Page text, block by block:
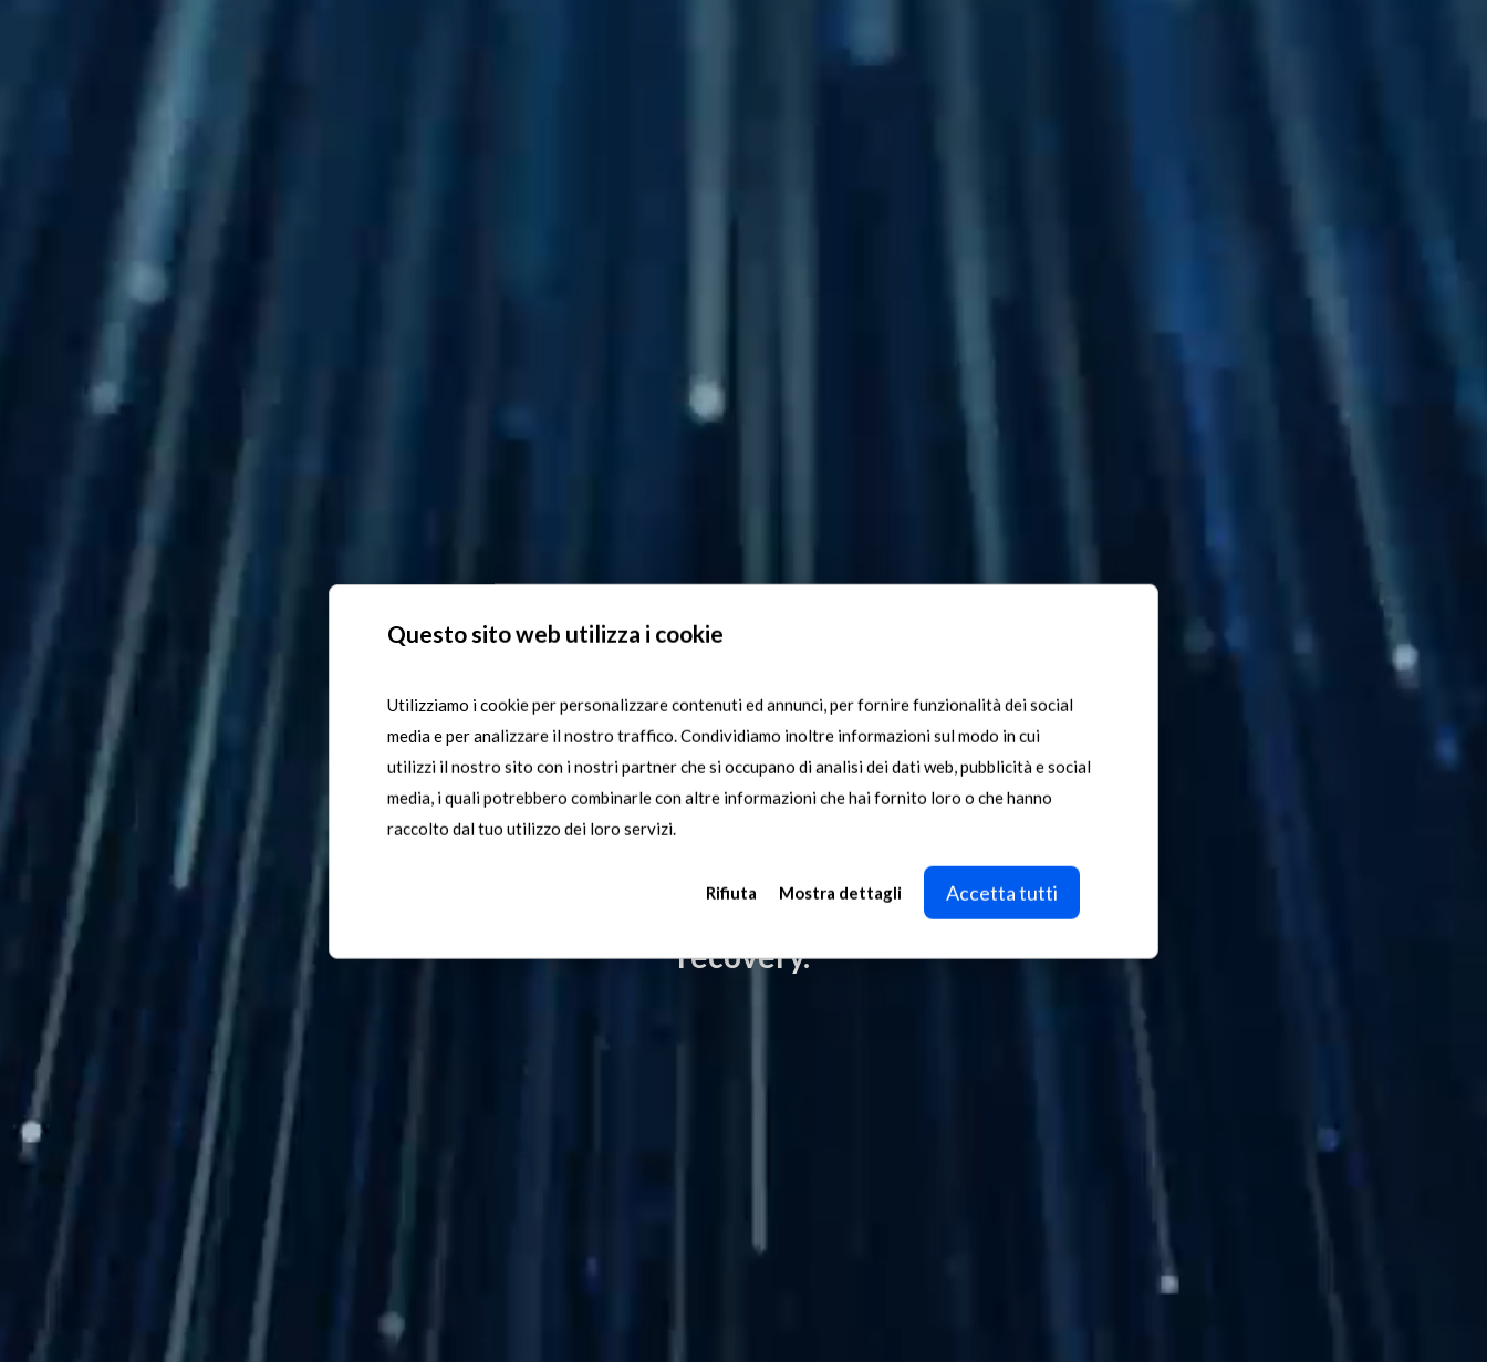
Questo sito web utilizza i cookie
Utilizziamo i cookie per personalizzare contenuti ed annunci, per fornire funzionalità dei social
media e per analizzare il nostro traffico. Condividiamo inoltre informazioni sul modo in cui
utilizzi il nostro sito con i nostri partner che si occupano di analisi dei dati web, pubblicità e social
media, i quali potrebbero combinarle con altre informazioni che hai fornito loro o che hanno
raccolto dal tuo utilizzo dei loro servizi.
Rifiuta Mostra dettagli Accetta tutti
Our technologies
The world’s most comprehensive range of
magnetic, eddy current, and sensor-based
sorting systems, engineered for maximum
recovery.